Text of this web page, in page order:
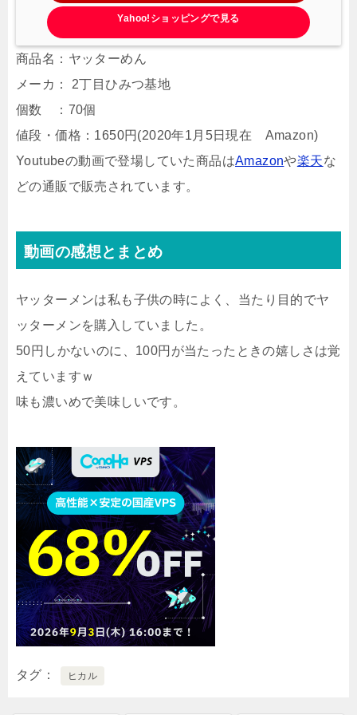
Yahoo!ショッピングで見る
商品名：ヤッターめん
メーカ： 2丁目ひみつ基地
個数 ：70個
値段・価格：1650円(2020年1月5日現在 Amazon)
Youtubeの動画で登場していた商品はAmazonや楽天な
どの通販で販売されています。
動画の感想とまとめ
ヤッターメンは私も子供の時によく、当たり目的でヤ
ッターメンを購入していました。
50円しかないのに、100円が当たったときの嬉しさは覚
えていますｗ
味も濃いめで美味しいです。
タグ ヒカル